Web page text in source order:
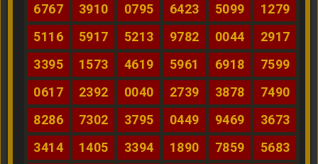
6767
3910 0795 6423 5099
1279
5116
5917 5213 9782 0044
2917
3395
1573 4619 5961 6918
7599
0617
2392 0040 2739 3878
7490
8286
7302 3795 0449 9469
3673
3414
1405 3394 1890 7859
5683